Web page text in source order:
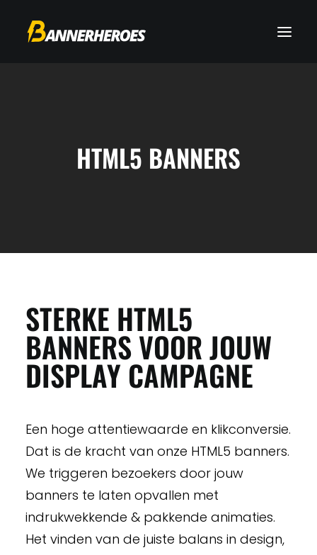
HTML5 BANNERS
STERKE HTML5
BANNERS VOOR JOUW
DISPLAY CAMPAGNE
Een hoge attentiewaarde en klikconversie.
Dat is de kracht van onze HTML5 banners.
We triggeren bezoekers door jouw
banners te laten opvallen met
indrukwekkende & pakkende animaties.
Het vinden van de juiste balans in design,